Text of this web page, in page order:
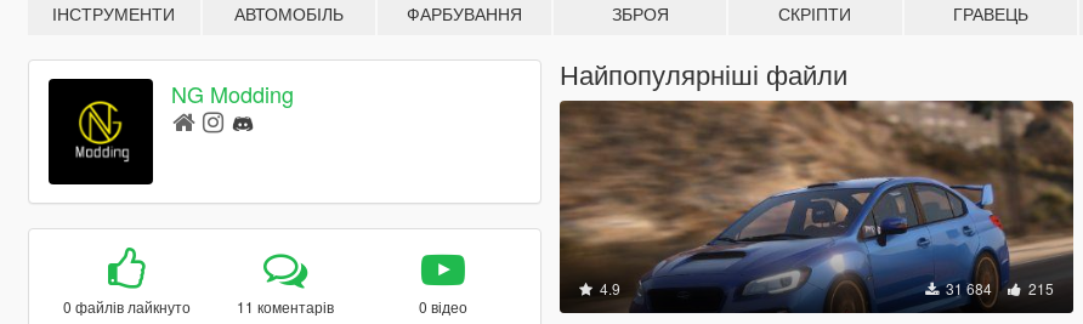
ІНСТРУМЕНТИ АВТОМОБІЛЬ ФАРБУВАННЯ ЗБРОЯ СКРІПТИ ГРАВЕЦЬ
NG Modding
0 файлів лайкнуто 11 коментарів 0 відео
Найпопулярніші файли
4.9 31 684 215